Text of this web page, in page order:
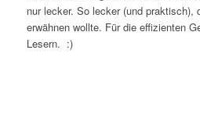
nur lecker. So lecker (und praktisch),
erwähnen wollte. Für die effizienten
Lesern. :)